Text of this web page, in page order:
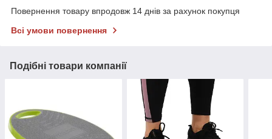
Повернення товару впродовж 14 днів за рахунок покупця
Всі умови повернення
Подібні товари компанії